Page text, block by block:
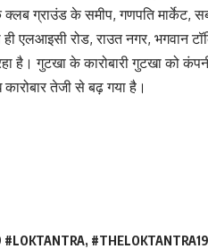
ग्राउंड के समीप, गणपति मार्केट,
एलआइसी रोड, राउत नगर, भगवान
है। गुटखा के कारोबारी गुटखा को
तेजी से बढ़ गया है।
#LOKTANTRA, #THELOKTANTRA19